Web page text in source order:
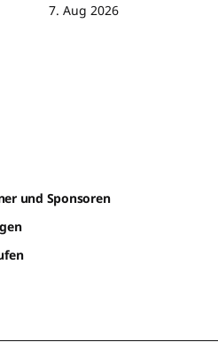
7. Aug 2026
und Sponsoren